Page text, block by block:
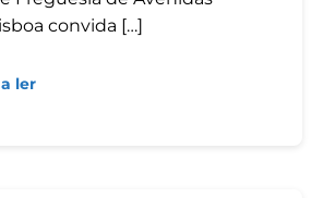
convida […]
ler